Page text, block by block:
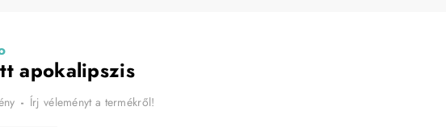
apokalipszis
- Írj véleményt a termékről!